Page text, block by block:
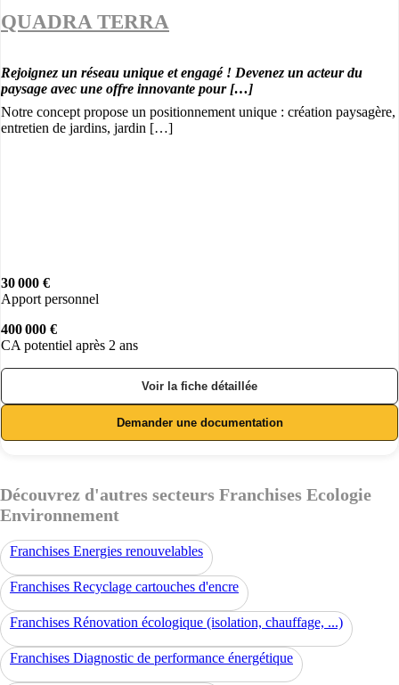
QUADRA TERRA
Rejoignez un réseau unique et engagé ! Devenez un acteur du
paysage avec une offre innovante pour […]
Notre concept propose un positionnement unique : création paysagère,
entretien de jardins, jardin […]
30 000 €
Apport personnel
400 000 €
CA potentiel après 2 ans
Voir la fiche détaillée
Demander une documentation
Découvrez d'autres secteurs Franchises Ecologie
Environnement
Franchises Energies renouvelables
Franchises Recyclage cartouches d'encre
Franchises Rénovation écologique (isolation, chauffage, ...)
Franchises Diagnostic de performance énergétique